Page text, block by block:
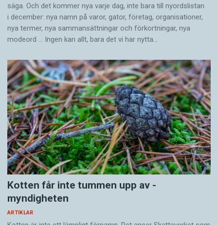
säga. Och det kommer nya varje dag, inte bara till nyordslistan
i december: nya namn på varor, gator, företag, organisationer,
nya termer, nya samman­sättningar och förkortningar, nya
modeord … Ingen kan allt, bara det vi har nytta…
Kotten får inte tummen upp av ­
myndigheten
ARTIKLAR